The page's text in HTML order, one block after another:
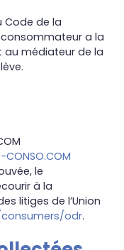
Code de la
a la
au médiateur de la
le
à la
litiges de l’Union
odr.